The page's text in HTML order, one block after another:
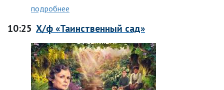
подробнее
10:25 Х/ф «Таинственный сад»